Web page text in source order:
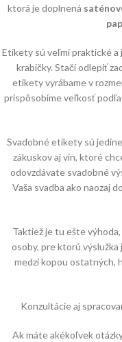
ktorá je doplnená
Etikety sú veľmi praktické a
krabičky. Stačí odlepiť
etikety vyrábame v
prispôsobíme veľkosť
Svadobné etikety sú
zákuskov aj vín, ktoré
odovzdávate svadobné
Vaša svadba ako naozaj
Taktiež je tu ešte
osoby, pre ktorú
medzi kopou ostatných,
Konzultácie aj
Ak máte akékoľvek